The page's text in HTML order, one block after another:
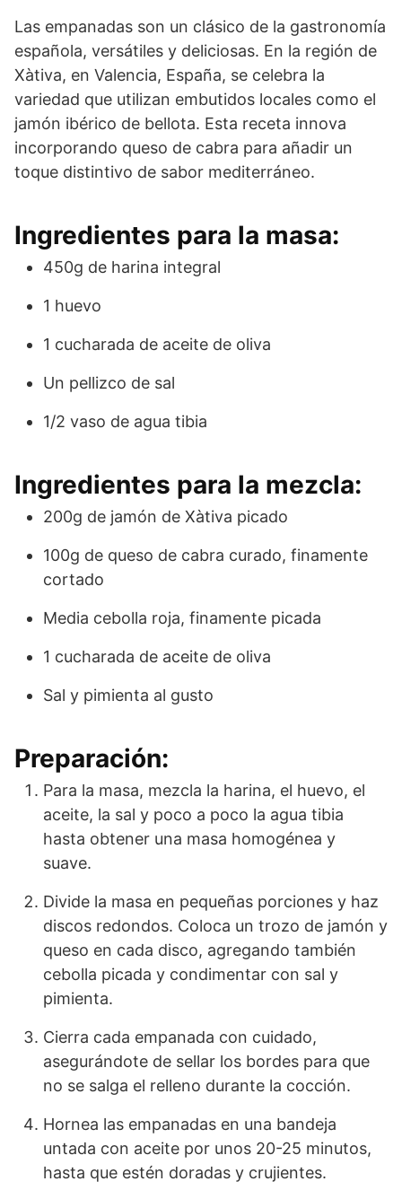
Las empanadas son un clásico de la gastronomía
española, versátiles y deliciosas. En la región de
Xàtiva, en Valencia, España, se celebra la
variedad que utilizan embutidos locales como el
jamón ibérico de bellota. Esta receta innova
incorporando queso de cabra para añadir un
toque distintivo de sabor mediterráneo.
Ingredientes para la masa:
450g de harina integral
1 huevo
1 cucharada de aceite de oliva
Un pellizco de sal
1/2 vaso de agua tibia
Ingredientes para la mezcla:
200g de jamón de Xàtiva picado
100g de queso de cabra curado, finamente
cortado
Media cebolla roja, finamente picada
1 cucharada de aceite de oliva
Sal y pimienta al gusto
Preparación:
Para la masa, mezcla la harina, el huevo, el
aceite, la sal y poco a poco la agua tibia
hasta obtener una masa homogénea y
suave.
Divide la masa en pequeñas porciones y haz
discos redondos. Coloca un trozo de jamón y
queso en cada disco, agregando también
cebolla picada y condimentar con sal y
pimienta.
Cierra cada empanada con cuidado,
asegurándote de sellar los bordes para que
no se salga el relleno durante la cocción.
Hornea las empanadas en una bandeja
untada con aceite por unos 20-25 minutos,
hasta que estén doradas y crujientes.